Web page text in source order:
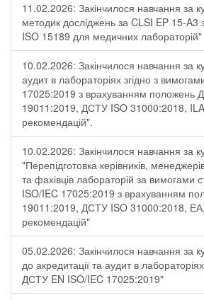
11.02.2026: Закінчилося навчання за
методик досліджень за CLSI EP 15-A3
ISO 15189 для медичних лабораторій"
10.02.2026: Закінчилося навчання за
аудит в лабораторіях згідно з
17025:2019 з врахуванням положень
19011:2019, ДСТУ ISO 31000:2018,
рекомендацій".
10.02.2026: Закінчилося навчання за
"Перепідготовка керівників,
та фахівців лабораторій за вимогами
ISO/IEC 17025:2019 з врахуванням
19011:2019, ДСТУ ISO 31000:2018,
рекомендацій"
05.02.2026: Закінчилося навчання за
до акредитації та аудит в
ДСТУ EN ISO/IEC 17025:2019"